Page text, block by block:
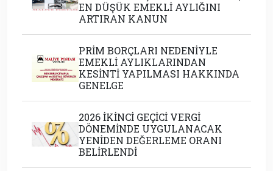
EN DÜŞÜK EMEKLİ AYLIĞINI
ARTIRAN KANUN
PRİM BORÇLARI NEDENİYLE
EMEKLİ AYLIKLARINDAN
KESİNTİ YAPILMASI HAKKINDA
GENELGE
2026 İKİNCİ GEÇİCİ VERGİ
DÖNEMİNDE UYGULANACAK
YENİDEN DEĞERLEME ORANI
BELİRLENDİ